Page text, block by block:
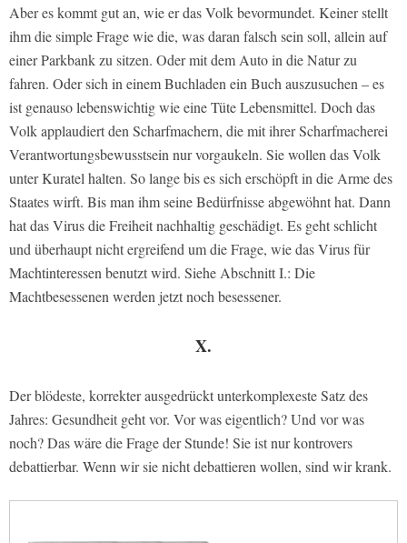
Aber es kommt gut an, wie er das Volk bevormundet. Keiner stellt
ihm die simple Frage wie die, was daran falsch sein soll, allein auf
einer Parkbank zu sitzen. Oder mit dem Auto in die Natur zu
fahren. Oder sich in einem Buchladen ein Buch auszusuchen – es
ist genauso lebenswichtig wie eine Tüte Lebensmittel. Doch das
Volk applaudiert den Scharfmachern, die mit ihrer Scharfmacherei
Verantwortungsbewusstsein nur vorgaukeln. Sie wollen das Volk
unter Kuratel halten. So lange bis es sich erschöpft in die Arme des
Staates wirft. Bis man ihm seine Bedürfnisse abgewöhnt hat. Dann
hat das Virus die Freiheit nachhaltig geschädigt. Es geht schlicht
und überhaupt nicht ergreifend um die Frage, wie das Virus für
Machtinteressen benutzt wird. Siehe Abschnitt I.: Die
Machtbesessenen werden jetzt noch besessener.
X.
Der blödeste, korrekter ausgedrückt unterkomplexeste Satz des
Jahres: Gesundheit geht vor. Vor was eigentlich? Und vor was
noch? Das wäre die Frage der Stunde! Sie ist nur kontrovers
debattierbar. Wenn wir sie nicht debattieren wollen, sind wir krank.